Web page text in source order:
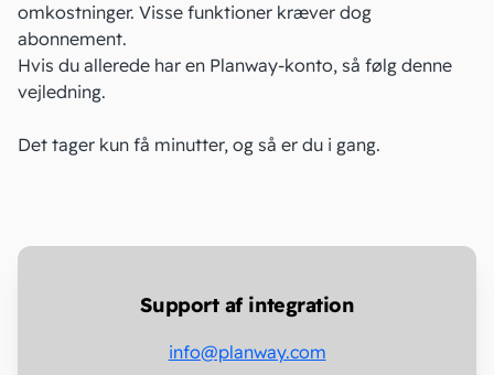
omkostninger. Visse funktioner kræver dog
abonnement.
Hvis du allerede har en Planway-konto, så følg denne
vejledning.
Det tager kun få minutter, og så er du i gang.
Support af integration
info@planway.com